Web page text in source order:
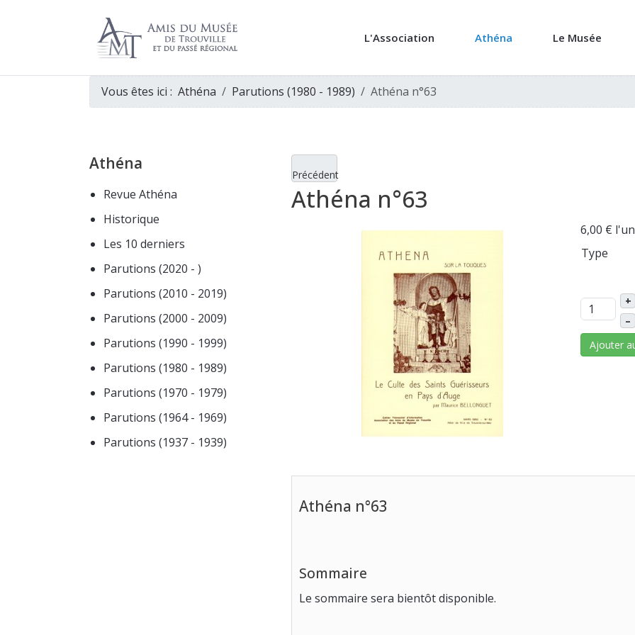
L'Association Athéna Le Musée
Vous êtes ici : Athéna Parutions (1980 - 1989) Athéna n°63
Athéna
Revue Athéna
Historique
Les 10 derniers
Parutions (2020 - )
Parutions (2010 - 2019)
Parutions (2000 - 2009)
Parutions (1990 - 1999)
Parutions (1980 - 1989)
Parutions (1970 - 1979)
Parutions (1964 - 1969)
Parutions (1937 - 1939)
Précédent
Athéna n°63
6,00 €
Type
+
–
Ajouter
Athéna n°63
Sommaire
Le sommaire sera bientôt disponible.